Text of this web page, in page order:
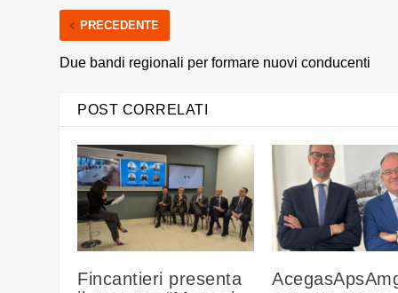
PRECEDENTE
Due bandi regionali per formare nuovi conducenti
POST CORRELATI
Fincantieri presenta